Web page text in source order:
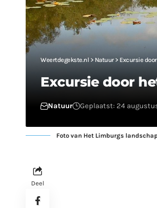
Weertdegekste.nl > Natuur> Excursie
Excursie door
Natuur Geplaatst: 24
Foto van Het Limburgs
Deel